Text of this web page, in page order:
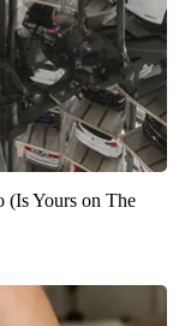
(Is Yours on The